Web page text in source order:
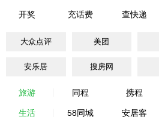
开奖 充话费 查快递
大众点评 美团
安乐居 搜房网
旅游 同程 携程
生活 58同城 安居客